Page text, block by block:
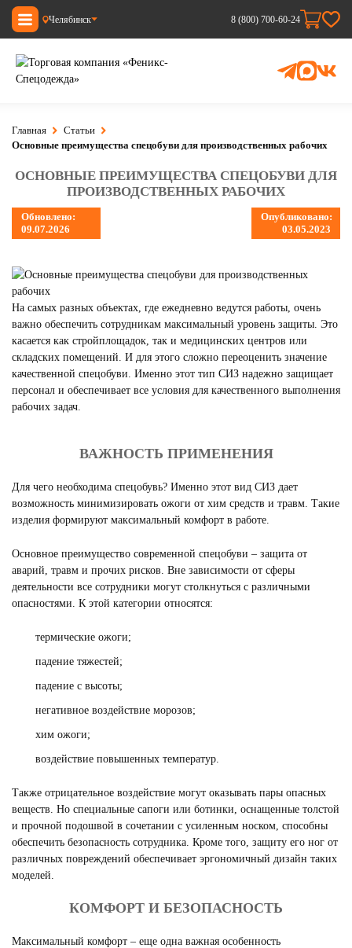
Челябинск 8 (800) 700-60-24
Главная
Статьи
Основные преимущества спецобуви для производственных рабочих
ОСНОВНЫЕ ПРЕИМУЩЕСТВА СПЕЦОБУВИ ДЛЯ
ПРОИЗВОДСТВЕННЫХ РАБОЧИХ
Обновлено:
09.07.2026
Опубликовано:
03.05.2023
На самых разных объектах, где ежедневно ведутся работы, очень
важно обеспечить сотрудникам максимальный уровень защиты. Это
касается как стройплощадок, так и медицинских центров или
складских помещений. И для этого сложно переоценить значение
качественной спецобуви. Именно этот тип СИЗ надежно защищает
персонал и обеспечивает все условия для качественного выполнения
рабочих задач.
ВАЖНОСТЬ ПРИМЕНЕНИЯ
Для чего необходима спецобувь? Именно этот вид СИЗ дает
возможность минимизировать ожоги от хим средств и травм. Такие
изделия формируют максимальный комфорт в работе.
Основное преимущество современной спецобуви – защита от
аварий, травм и прочих рисков. Вне зависимости от сферы
деятельности все сотрудники могут столкнуться с различными
опасностями. К этой категории относятся:
термические ожоги;
падение тяжестей;
падение с высоты;
негативное воздействие морозов;
хим ожоги;
воздействие повышенных температур.
Также отрицательное воздействие могут оказывать пары опасных
веществ. Но специальные сапоги или ботинки, оснащенные толстой
и прочной подошвой в сочетании с усиленным носком, способны
обеспечить безопасность сотрудника. Кроме того, защиту его ног от
различных повреждений обеспечивает эргономичный дизайн таких
моделей.
КОМФОРТ И БЕЗОПАСНОСТЬ
Максимальный комфорт – еще одна важная особенность